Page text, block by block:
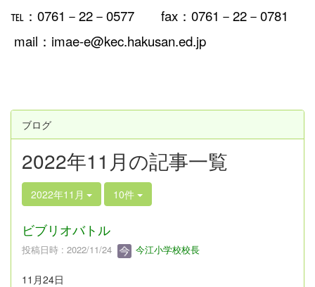
℡：0761－22－0577 fax：0761－22－0781
mail：imae-e@kec.hakusan.ed.jp
ブログ
2022年11月の記事一覧
2022年11月 10件
ビブリオバトル
投稿日時 : 2022/11/24 今江小学校校長
11月24日